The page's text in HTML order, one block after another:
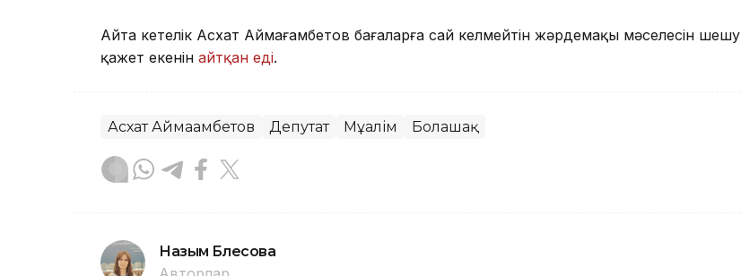
Айта кетелік Асхат Аймағамбетов бағаларға сай келмейтін жәрдемақы мәселесін шешу
қажет екенін айтқан еді.
Асхат Аймағамбетов Депутат Мұғалім Болашақ
Назым Бөлесова